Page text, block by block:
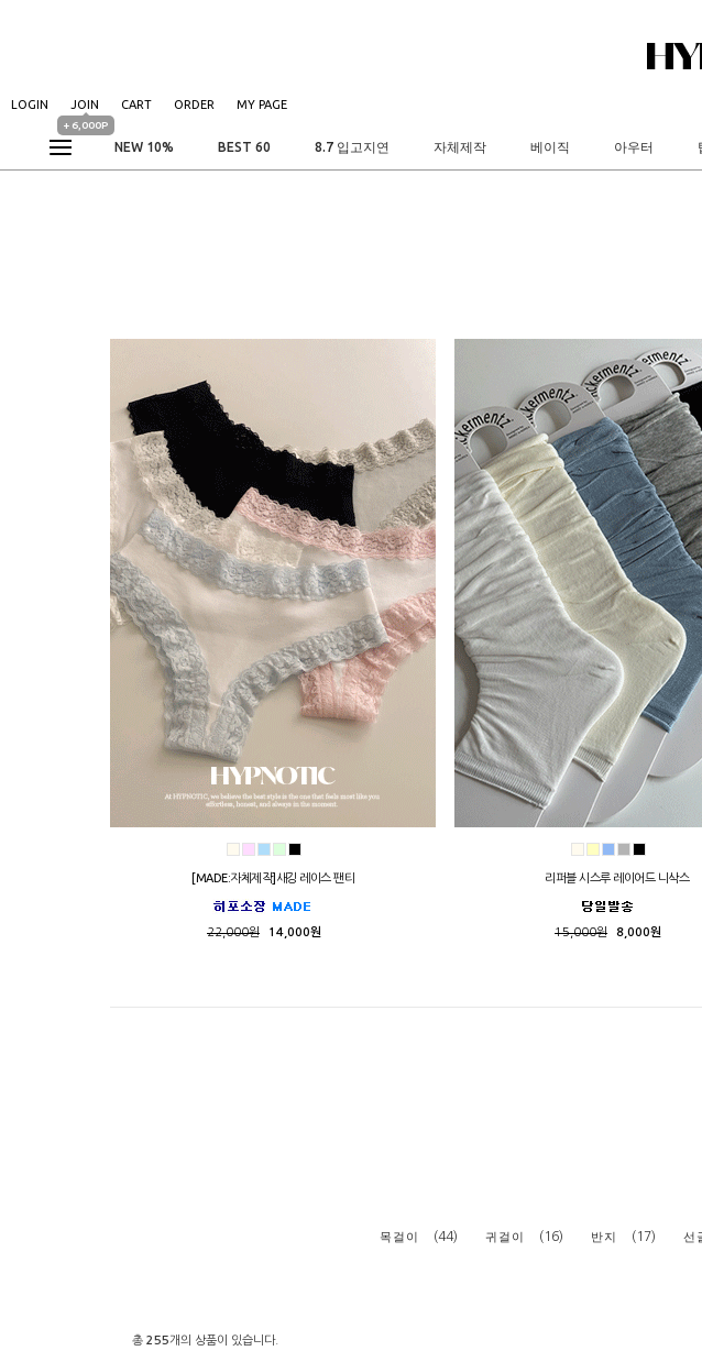
LOGIN JOIN
+ 6,000P
CART ORDER MY PAGE
NEW 10% BEST 60 8.7 입고지연 자체제작 베이직 아우터
[MADE:자체제작]새깅 레이스 팬티
22,000원 14,000원
리퍼블 시스루 레이어드 니삭스
15,000원 8,000원
목걸이 (44) 귀걸이 (16) 반지 (17) 선
총 255개의 상품이 있습니다.